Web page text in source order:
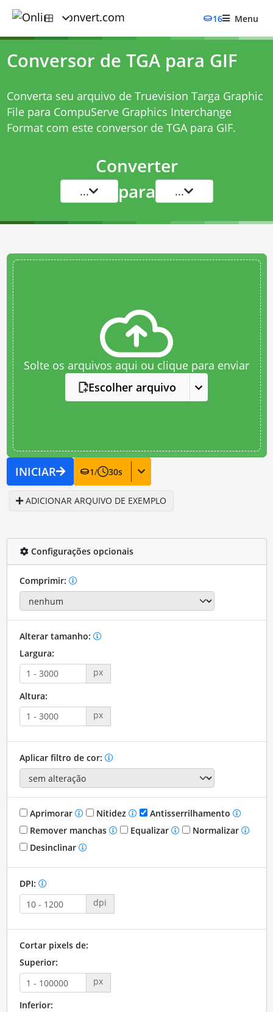
16 Menu
Conversor de TGA para GIF
Converta seu arquivo de Truevision Targa Graphic
File para CompuServe Graphics Interchange
Format com este conversor de TGA para GIF.
Converter
... para ...
Solte os arquivos aqui ou clique para enviar
Escolher arquivo
INICIAR 1/ 30s
ADICIONAR ARQUIVO DE EXEMPLO
Configurações opcionais
Comprimir:
Alterar tamanho:
Largura:
px
Altura:
px
Aplicar filtro de cor:
Aprimorar Nitidez
Antisserrilhamento
Remover manchas
Equalizar
Normalizar
Desinclinar
DPI:
dpi
Cortar pixels de:
Superior:
px
Inferior: